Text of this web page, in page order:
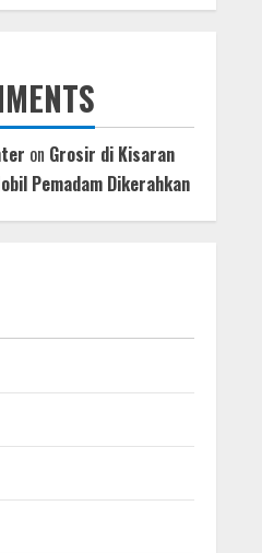
on Grosir di Kisaran
Pemadam Dikerahkan